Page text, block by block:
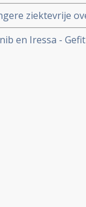
ziektevrije
met
en Iressa -